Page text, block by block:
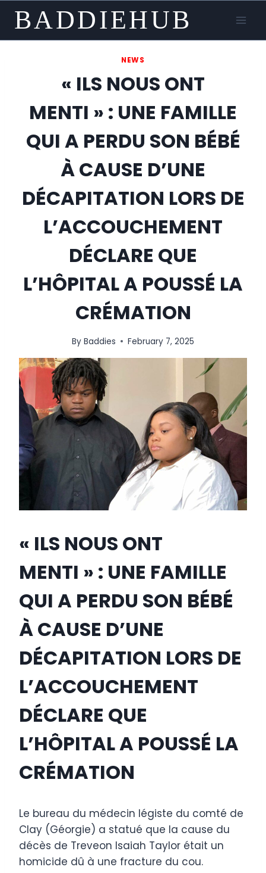
content
BADDIEHUB
NEWS
« ILS NOUS ONT
MENTI » : UNE FAMILLE
QUI A PERDU SON BÉBÉ
À CAUSE D’UNE
DÉCAPITATION LORS DE
L’ACCOUCHEMENT
DÉCLARE QUE
L’HÔPITAL A POUSSÉ LA
CRÉMATION
By Baddies February 7, 2025
« ILS NOUS ONT
MENTI » : UNE FAMILLE
QUI A PERDU SON BÉBÉ
À CAUSE D’UNE
DÉCAPITATION LORS DE
L’ACCOUCHEMENT
DÉCLARE QUE
L’HÔPITAL A POUSSÉ LA
CRÉMATION
Le bureau du médecin légiste du comté de
Clay (Géorgie) a statué que la cause du
décès de Treveon Isaiah Taylor était un
homicide dû à une fracture du cou.